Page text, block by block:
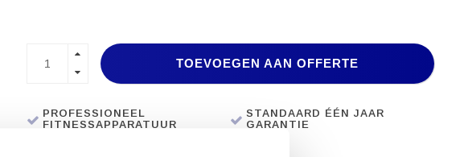
TOEVOEGEN AAN OFFERTE
PROFESSIONEEL
FITNESSAPPARATUUR
STANDAARD ÉÉN JAAR
GARANTIE